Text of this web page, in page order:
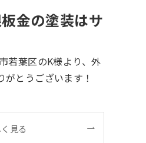
金の塗装はサ
見る